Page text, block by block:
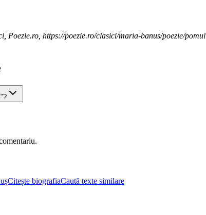
Poezie.ro, https://poezie.ro/clasici/maria-banus/poezie/pomul
Citește biografiaCaută texte similare